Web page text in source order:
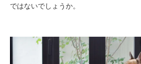
ではないでしょうか。